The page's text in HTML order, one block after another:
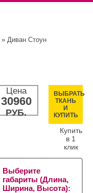
» Диван Стоун
Цена
30960
РУБ.
ВЫБРАТЬ
ТКАНЬ
И
КУПИТЬ
Купить
в 1
клик
Выберите
габариты (Длина,
Ширина, Высота):